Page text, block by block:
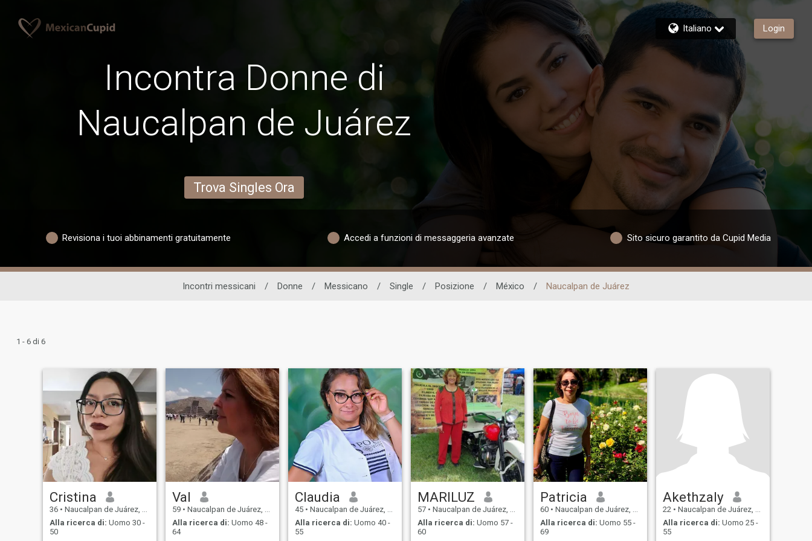
Italiano Login
Incontra Donne di
Naucalpan de Juárez
Trova Singles Ora
Revisiona i tuoi abbinamenti gratuitamente Accedi a funzioni di messaggeria avanzate Sito sicuro garantito da Cupid Media
Incontri messicani / Donne / Messicano / Single / Posizione / México / Naucalpan de Juárez
1 - 6 di 6
Cristina
36 • Naucalpan de Juárez, México, Messico
Alla ricerca di: Uomo 30 -
50
Val
59 • Naucalpan de Juárez, México, Messico
Alla ricerca di: Uomo 48 -
64
Claudia
45 • Naucalpan de Juárez, México, Messico
Alla ricerca di: Uomo 40 -
55
MARILUZ
57 • Naucalpan de Juárez, México, Messico
Alla ricerca di: Uomo 57 -
60
Patricia
60 • Naucalpan de Juárez, México, Messico
Alla ricerca di: Uomo 55 -
69
Akethzaly
22 • Naucalpan de Juárez, México, Messico
Alla ricerca di: Uomo 25 -
55